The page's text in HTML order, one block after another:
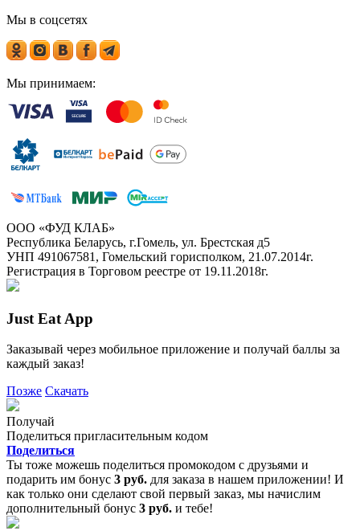
Мы в соцсетях
Мы принимаем:
ООО «ФУД КЛАБ»
Республика Беларусь, г.Гомель, ул. Брестская д5
УНП 491067581, Гомельский горисполком, 21.07.2014г.
Регистрация в Торговом реестре от 19.11.2018г.
Just Eat App
Заказывай через мобильное приложение и получай баллы за
каждый заказ!
Позже Скачать
Получай
Поделиться пригласительным кодом
Поделиться
Ты тоже можешь поделиться промокодом с друзьями и
подарить им бонус 3 руб. для заказа в нашем приложении! И
как только они сделают свой первый заказ, мы начислим
дополнительный бонус 3 руб. и тебе!